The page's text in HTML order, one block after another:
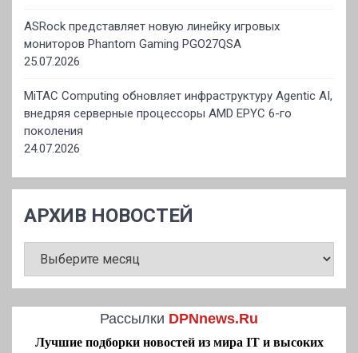
ASRock представляет новую линейку игровых
мониторов Phantom Gaming PGO27QSA
25.07.2026
MiTAC Computing обновляет инфраструктуру Agentic AI,
внедряя серверные процессоры AMD EPYC 6-го
поколения
24.07.2026
АРХИВ НОВОСТЕЙ
НОВОСТЕЙ
Рассылки DPNnews.Ru
Лучшие подборки новостей из мира IT и высоких